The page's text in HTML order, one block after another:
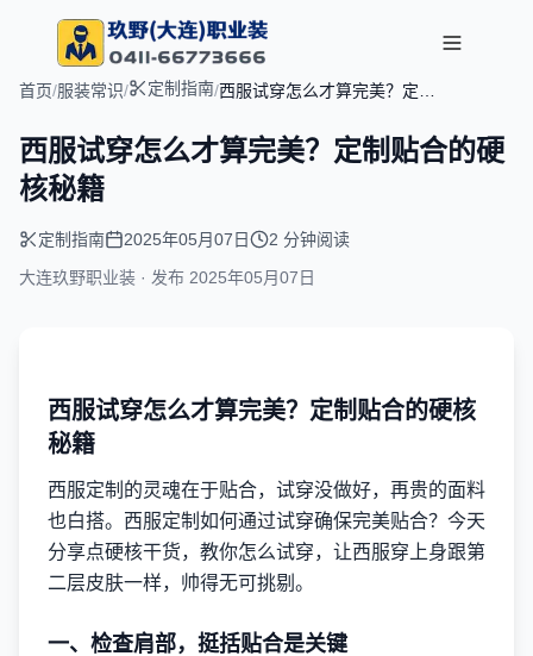
首页/服装常识/ 定制指南/西服试穿怎么才算完美？定制
西服试穿怎么才算完美？定制贴合的硬
核秘籍
定制指南 2025年05月07日
2 分钟阅读
大连玖野职业装 · 发布 2025年05月07日
西服试穿怎么才算完美？定制贴合的硬核
秘籍
西服定制的灵魂在于贴合，试穿没做好，再贵的面料
也白搭。西服定制如何通过试穿确保完美贴合？今天
分享点硬核干货，教你怎么试穿，让西服穿上身跟第
二层皮肤一样，帅得无可挑剔。
一、检查肩部，挺括贴合是关键